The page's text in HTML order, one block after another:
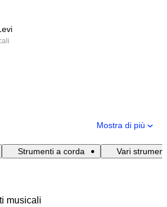
Mostra di più
Strumenti a corda Vari
musicali